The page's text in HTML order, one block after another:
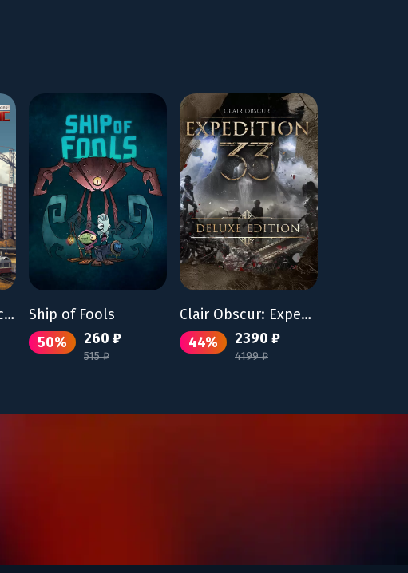
Workers & Resources: Soviet Republic
Ship of Fools
50%
260 ₽
515 ₽
Clair Obscur: Expedition 33 - Deluxe Edition
44%
2390 ₽
4199 ₽